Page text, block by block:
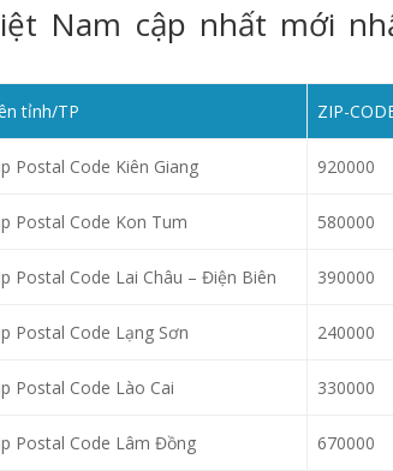
Nam cập nhất mới
tỉnh/TP ZIP-
Postal Code Kiên Giang 920000
Postal Code Kon Tum 580000
Postal Code Lai Châu – Điện Biên 390000
Postal Code Lạng Sơn 240000
Postal Code Lào Cai 330000
Postal Code Lâm Đồng 670000